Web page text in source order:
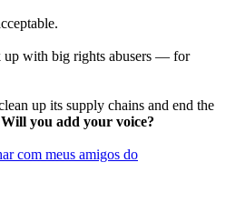
up with big rights abusers — for
up its supply chains and end the
Will you add your voice?
com meus amigos do